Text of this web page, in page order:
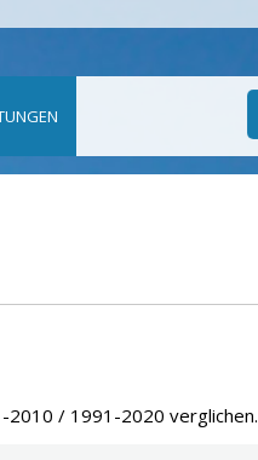
/ 1991-2020 verglichen.